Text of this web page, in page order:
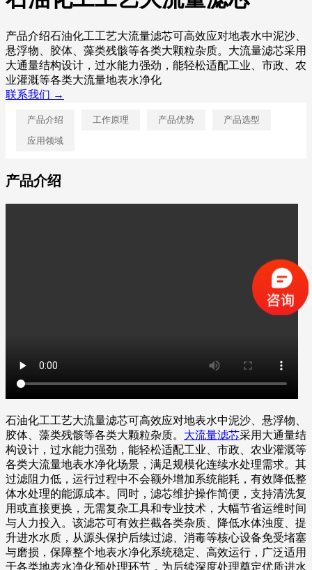
产品介绍石油化工工艺大流量滤芯可高效应对地表水中泥沙、
悬浮物、胶体、藻类残骸等各类大颗粒杂质。大流量滤芯采用
大通量结构设计，过水能力强劲，能轻松适配工业、市政、农
业灌溉等各类大流量地表水净化
联系我们 →
产品介绍 工作原理 产品优势
产品选型
应用领域
产品介绍
石油化工工艺大流量滤芯可高效应对地表水中泥沙、悬浮物、
胶体、藻类残骸等各类大颗粒杂质。 大流量滤芯采用大通量结
构设计，过水能力强劲，能轻松适配工业、市政、农业灌溉等
各类大流量地表水净化场景，满足规模化连续水处理需求。其
过滤阻力低，运行过程中不会额外增加系统能耗，有效降低整
体水处理的能源成本。同时，滤芯维护操作简便，支持清洗复
用或直接更换，无需复杂工具和专业技术，大幅节省运维时间
与人力投入。该滤芯可有效拦截各类杂质、降低水体浊度、提
升进水水质，从源头保护后续过滤、消毒等核心设备免受堵塞
与磨损，保障整个地表水净化系统稳定、高效运行，广泛适用
于各类地表水净化预处理环节，为后续深度处理奠定优质进水